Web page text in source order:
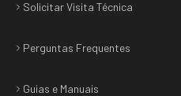
Solicitar Visita Técnica
Perguntas Frequentes
Guias e Manuais